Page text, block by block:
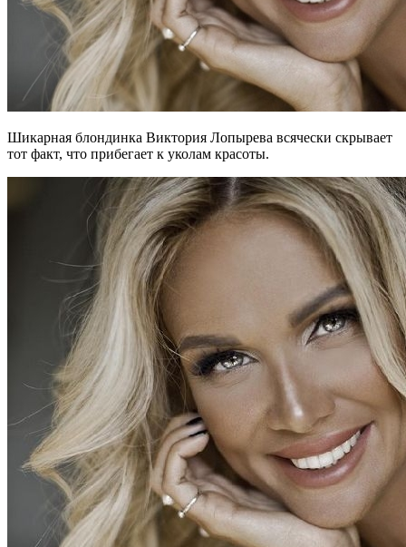
Шикарная блондинка Виктория Лопырева всячески скрывает
тот факт, что прибегает к уколам красоты.